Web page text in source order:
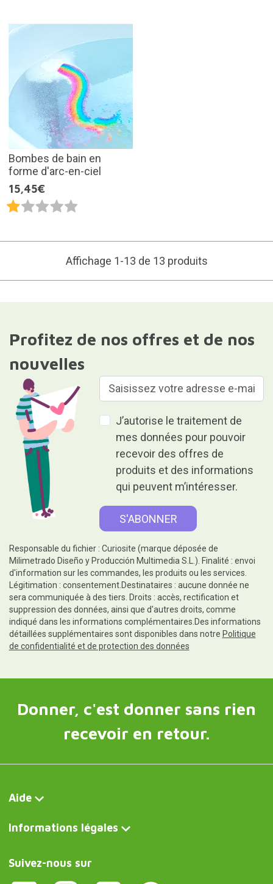
Bombes de bain en
forme d'arc-en-ciel
15,45€
Affichage 1-13 de 13 produits
Profitez de nos offres et de nos
nouvelles
J’autorise le traitement de
mes données pour pouvoir
recevoir des offres de
produits et des informations
qui peuvent m’intéresser.
Responsable du fichier : Curiosite (marque déposée de
Milimetrado Diseño y Producción Multimedia S.L.). Finalité : envoi
d'information sur les commandes, les produits ou les services.
Légitimation : consentement.Destinataires : aucune donnée ne
sera communiquée à des tiers. Droits : accès, rectification et
suppression des données, ainsi que d'autres droits, comme
indiqué dans les informations complémentaires.Des informations
détaillées supplémentaires sont disponibles dans notre Politique
de confidentialité et de protection des données
Donner, c'est donner sans rien
recevoir en retour.
Aide
Informations légales
Suivez-nous sur